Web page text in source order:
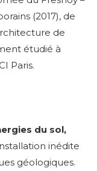
(2017), de
de
étudié à
Paris.
du sol,
inédite
géologiques.